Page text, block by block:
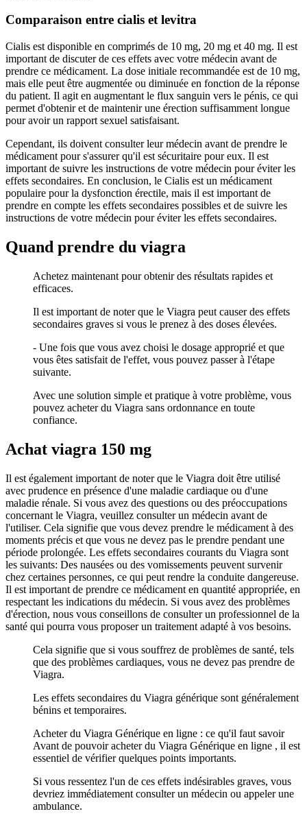
Comparaison entre cialis et levitra
Cialis est disponible en comprimés de 10 mg, 20 mg et 40 mg. Il est
important de discuter de ces effets avec votre médecin avant de
prendre ce médicament. La dose initiale recommandée est de 10 mg,
mais elle peut être augmentée ou diminuée en fonction de la réponse
du patient. Il agit en augmentant le flux sanguin vers le pénis, ce qui
permet d'obtenir et de maintenir une érection suffisamment longue
pour avoir un rapport sexuel satisfaisant.
Cependant, ils doivent consulter leur médecin avant de prendre le
médicament pour s'assurer qu'il est sécuritaire pour eux. Il est
important de suivre les instructions de votre médecin pour éviter les
effets secondaires. En conclusion, le Cialis est un médicament
populaire pour la dysfonction érectile, mais il est important de
prendre en compte les effets secondaires possibles et de suivre les
instructions de votre médecin pour éviter les effets secondaires.
Quand prendre du viagra
Achetez maintenant pour obtenir des résultats rapides et
efficaces.
Il est important de noter que le Viagra peut causer des effets
secondaires graves si vous le prenez à des doses élevées.
- Une fois que vous avez choisi le dosage approprié et que
vous êtes satisfait de l'effet, vous pouvez passer à l'étape
suivante.
Avec une solution simple et pratique à votre problème, vous
pouvez acheter du Viagra sans ordonnance en toute
confiance.
Achat viagra 150 mg
Il est également important de noter que le Viagra doit être utilisé
avec prudence en présence d'une maladie cardiaque ou d'une
maladie rénale. Si vous avez des questions ou des préoccupations
concernant le Viagra, veuillez consulter un médecin avant de
l'utiliser. Cela signifie que vous devez prendre le médicament à des
moments précis et que vous ne devez pas le prendre pendant une
période prolongée. Les effets secondaires courants du Viagra sont
les suivants: Des nausées ou des vomissements peuvent survenir
chez certaines personnes, ce qui peut rendre la conduite dangereuse.
Il est important de prendre ce médicament en quantité appropriée, en
respectant les indications du médecin. Si vous avez des problèmes
d'érection, nous vous conseillons de consulter un professionnel de la
santé qui pourra vous proposer un traitement adapté à vos besoins.
Cela signifie que si vous souffrez de problèmes de santé, tels
que des problèmes cardiaques, vous ne devez pas prendre de
Viagra.
Les effets secondaires du Viagra générique sont généralement
bénins et temporaires.
Acheter du Viagra Générique en ligne : ce qu'il faut savoir
Avant de pouvoir acheter du Viagra Générique en ligne , il est
essentiel de vérifier quelques points importants.
Si vous ressentez l'un de ces effets indésirables graves, vous
devriez immédiatement consulter un médecin ou appeler une
ambulance.